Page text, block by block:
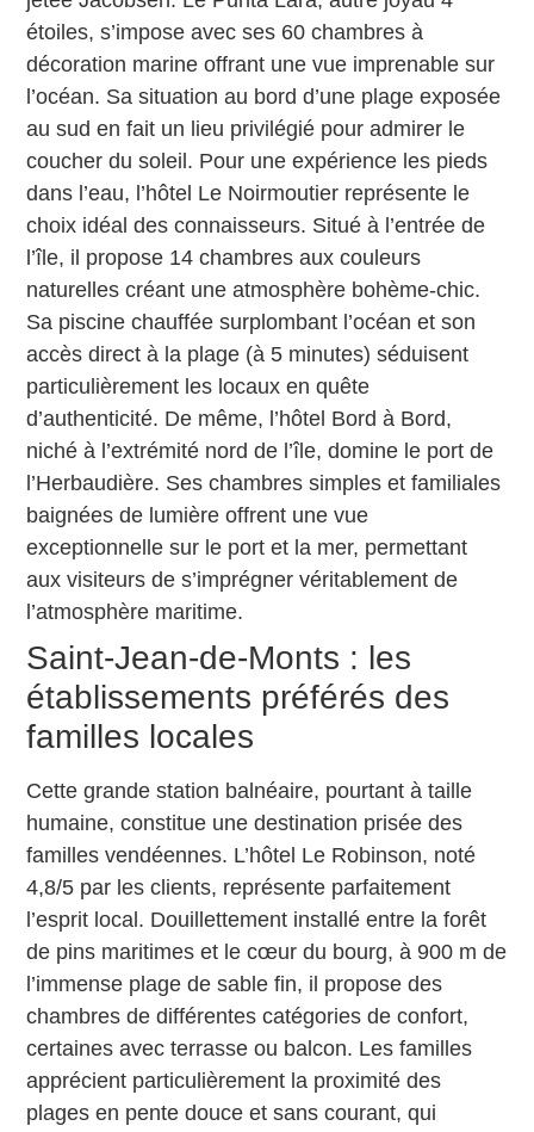
étoiles, s’impose avec ses 60 chambres à
décoration marine offrant une vue imprenable sur
l’océan. Sa situation au bord d’une plage exposée
au sud en fait un lieu privilégié pour admirer le
coucher du soleil. Pour une expérience les pieds
dans l’eau, l’hôtel Le Noirmoutier représente le
choix idéal des connaisseurs. Situé à l’entrée de
l’île, il propose 14 chambres aux couleurs
naturelles créant une atmosphère bohème-chic.
Sa piscine chauffée surplombant l’océan et son
accès direct à la plage (à 5 minutes) séduisent
particulièrement les locaux en quête
d’authenticité. De même, l’hôtel Bord à Bord,
niché à l’extrémité nord de l’île, domine le port de
l’Herbaudière. Ses chambres simples et familiales
baignées de lumière offrent une vue
exceptionnelle sur le port et la mer, permettant
aux visiteurs de s’imprégner véritablement de
l’atmosphère maritime.
Saint-Jean-de-Monts : les
établissements préférés des
familles locales
Cette grande station balnéaire, pourtant à taille
humaine, constitue une destination prisée des
familles vendéennes. L’hôtel Le Robinson, noté
4,8/5 par les clients, représente parfaitement
l’esprit local. Douillettement installé entre la forêt
de pins maritimes et le cœur du bourg, à 900 m de
l’immense plage de sable fin, il propose des
chambres de différentes catégories de confort,
certaines avec terrasse ou balcon. Les familles
apprécient particulièrement la proximité des
plages en pente douce et sans courant, qui